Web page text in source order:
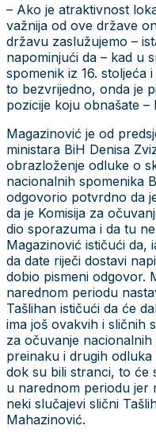
– Ako je atraktivnost
važnija od ove države
državu zaslužujemo –
napominjući da – kad u
spomenik iz 16. stoljeća
to bezvrijedno, onda je
pozicije koju obnašate –
Magazinović je od
ministara BiH Denisa
obrazloženje odluke o
nacionalnih spomenika
odgovorio potvrdno da
da je Komisija za
dio sporazuma i da tu
Magazinović ističući da,
da date riječi dostavi
dobio pismeni odgovor.
narednom periodu
Tašlihan ističući da će
ima još ovakvih i sličnih
za očuvanje
preinaku i drugih
dok su bili stranci, to će
u narednom periodu jer
neki slučajevi slični
Mahazinović.